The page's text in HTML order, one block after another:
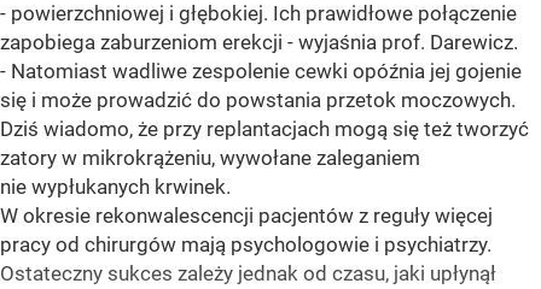
- powierzchniowej i głębokiej. Ich prawidłowe połączenie
zapobiega zaburzeniom erekcji - wyjaśnia prof. Darewicz.
- Natomiast wadliwe zespolenie cewki opóźnia jej gojenie
się i może prowadzić do powstania przetok moczowych.
Dziś wiadomo, że przy replantacjach mogą się też tworzyć
zatory w mikrokrążeniu, wywołane zaleganiem
nie wypłukanych krwinek.
W okresie rekonwalescencji pacjentów z reguły więcej
pracy od chirurgów mają psychologowie i psychiatrzy.
Ostateczny sukces zależy jednak od czasu, jaki upłynął